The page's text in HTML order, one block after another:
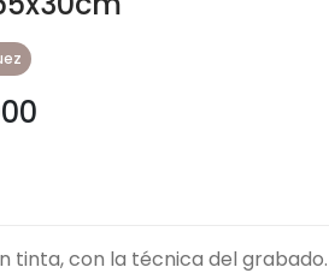
tinta, con la técnica del grabado.